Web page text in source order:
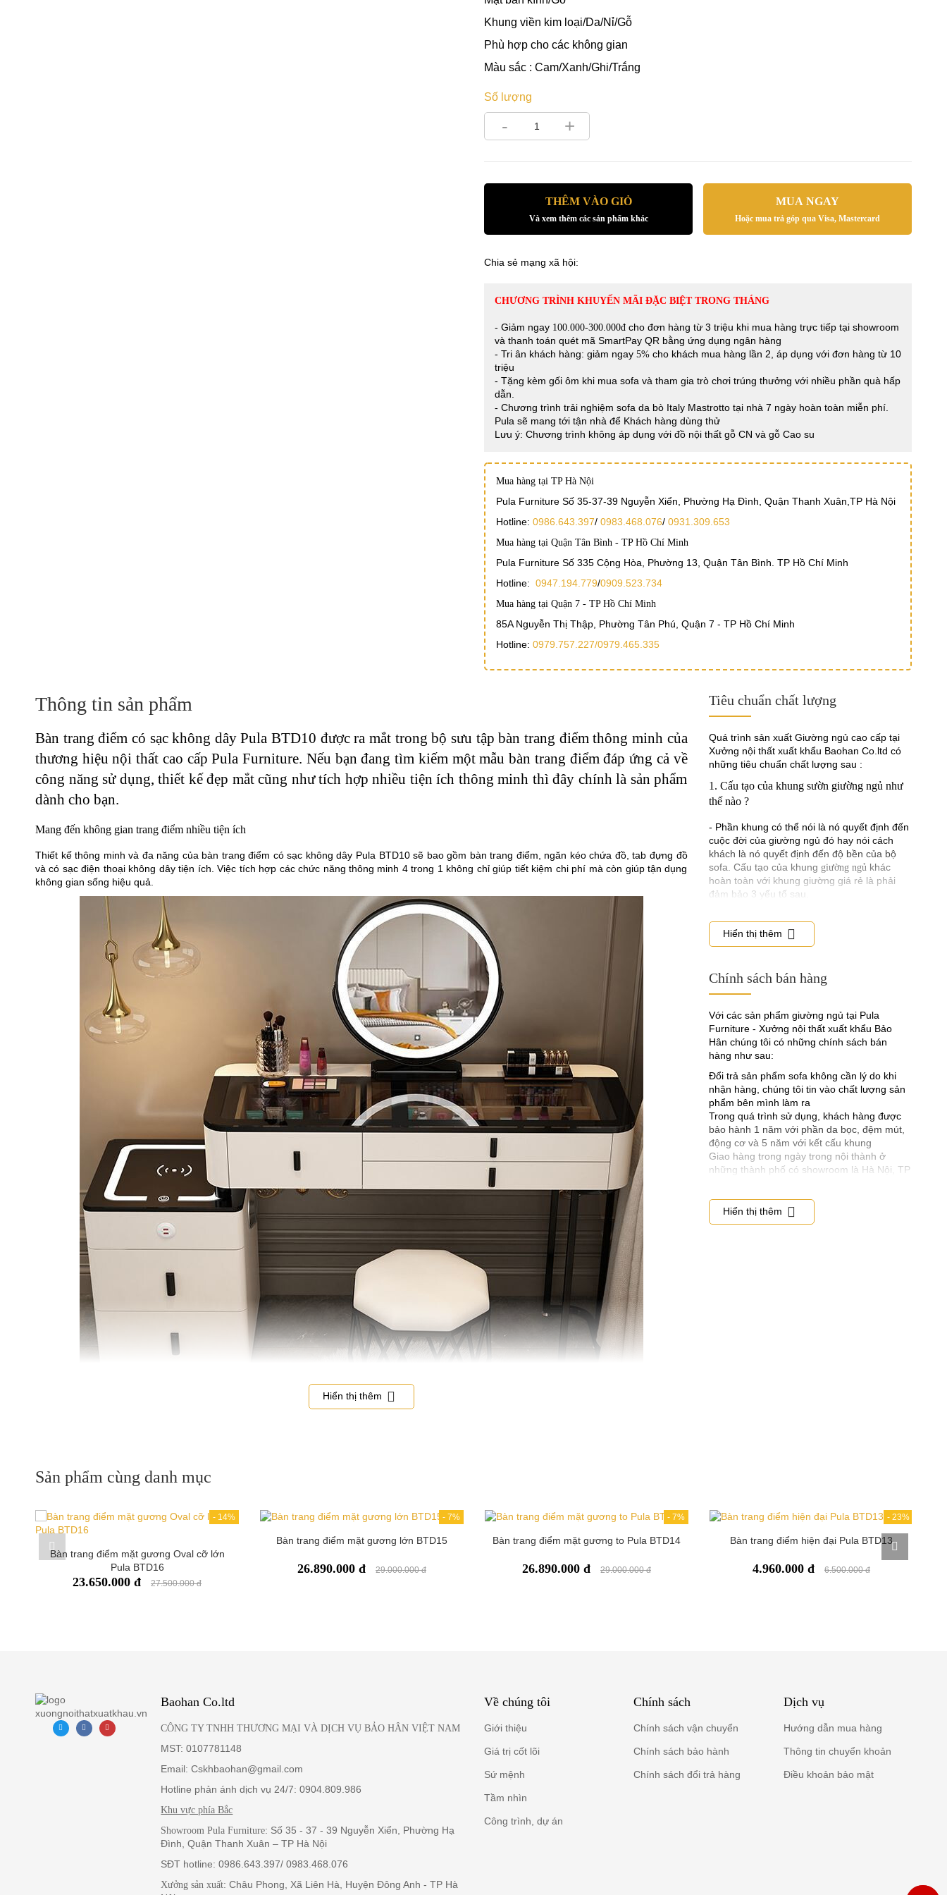
Khung viền kim loại/Da/Nỉ/Gỗ
Phù hợp cho các không gian
Màu sắc : Cam/Xanh/Ghi/Trắng
Số lượng
- +
THÊM VÀO GIỎ
Và xem thêm các sản phẩm khác
MUA NGAY
Hoặc mua trả góp qua Visa, Mastercard
Chia sẻ mạng xã hội:
CHƯƠNG TRÌNH KHUYẾN MÃI ĐẶC BIỆT TRONG THÁNG
- Giảm ngay 100.000-300.000đ cho đơn hàng từ 3 triệu khi mua hàng trực tiếp tại showroom
và thanh toán quét mã SmartPay QR bằng ứng dụng ngân hàng
- Tri ân khách hàng: giảm ngay 5% cho khách mua hàng lần 2, áp dụng với đơn hàng từ 10
triệu
- Tặng kèm gối ôm khi mua sofa và tham gia trò chơi trúng thưởng với nhiều phần quà hấp
dẫn.
- Chương trình trải nghiệm sofa da bò Italy Mastrotto tại nhà 7 ngày hoàn toàn miễn phí.
Pula sẽ mang tới tận nhà để Khách hàng dùng thử
Lưu ý: Chương trình không áp dụng với đồ nội thất gỗ CN và gỗ Cao su
Mua hàng tại TP Hà Nội
Pula Furniture Số 35-37-39 Nguyễn Xiển, Phường Hạ Đình, Quận Thanh Xuân,TP Hà Nội
Hotline: 0986.643.397/ 0983.468.076/ 0931.309.653
Mua hàng tại Quận Tân Bình - TP Hồ Chí Minh
Pula Furniture Số 335 Cộng Hòa, Phường 13, Quận Tân Bình. TP Hồ Chí Minh
Hotline: 0947.194.779/0909.523.734
Mua hàng tại Quận 7 - TP Hồ Chí Minh
85A Nguyễn Thị Thập, Phường Tân Phú, Quận 7 - TP Hồ Chí Minh
Hotline: 0979.757.227/0979.465.335
Thông tin sản phẩm
Bàn trang điểm có sạc không dây Pula BTD10 được ra mắt trong bộ sưu tập bàn trang điểm thông minh của
thương hiệu nội thất cao cấp Pula Furniture. Nếu bạn đang tìm kiếm một mẫu bàn trang điểm đáp ứng cả về
công năng sử dụng, thiết kế đẹp mắt cũng như tích hợp nhiều tiện ích thông minh thì đây chính là sản phẩm
dành cho bạn.
Mang đến không gian trang điểm nhiều tiện ích
Thiết kế thông minh và đa năng của bàn trang điểm có sạc không dây Pula BTD10 sẽ bao gồm bàn trang điểm, ngăn kéo chứa đồ, tab đựng đồ
và có sạc điện thoại không dây tiện ích. Việc tích hợp các chức năng thông minh 4 trong 1 không chỉ giúp tiết kiệm chi phí mà còn giúp tận dụng
không gian sống hiệu quả.
kế nội thất hiện đại phù hợp với nội thất gia đình Việt trong thế kỷ XXI.
Tận dụng không gian phòng
Bàn trang điểm có sạc không dây Pula BTD10 giúp tận dụng không gian phòng ngủ, vị trí thường đặt là bên cạnh giường. Thiết kế bàn khéo léo
tận dụng khoảng cách từ đầu giường tới góc phòng, giúp chị em sau khi ngủ dậy hoặc trước khi đi ngủ có thể chăm sóc da cực thuận tiện. Vị trí
tab để đồ ngay cạnh giường, có tích hợp sạc không dây nên có thể sạc điện thoại nhanh chóng và thuận tiện, không tốn công di chuyển.
Hiển thị thêm
Tiêu chuẩn chất lượng
Quá trình sản xuất Giường ngủ cao cấp tại
Xưởng nội thất xuất khẩu Baohan Co.ltd có
những tiêu chuẩn chất lượng sau :
1. Cấu tạo của khung sườn giường ngủ như
thế nào ?
- Phần khung có thể nói là nó quyết định đến
cuộc đời của giường ngủ đó hay nói cách
khách là nó quyết định đến độ bền của bộ
sofa. Cấu tạo của khung giường ngủ khác
hoàn toàn với khung giường giá rẻ là phải
đảm bảo 3 yếu tố sau.
kỹ lưỡng từ những loại gỗ tốt như gỗ sồi, gỗ
tần bì, xoan đào, và gỗ lim, các thanh gỗ đều
không bị cong vênh.
cong vênh mối mọt
2. Chất lượng đệm mút giường ngủ phải có
độ dày và đàn hồi tốt
- Nếu muốn biết được giường ngủ đó có hệ
thống đệm ngồi có tốt không bạn hãy kiểm
tra ngay tại chỗ bán hàng. Đối với dòng đệm
mút tốt thì độ dày của nó phải đạt 5cm tối
thiểu theo tiêu chuẩn của nhà sản xuất tấm
mút đó quy định.
- Hiện nay mút tốt để dùng cho giường ngủ
còn các loại giá rẻ thông thường họ sử dụng
dòng K30, K35, hoặc thấp hơn.
Hiển thị thêm
Chính sách bán hàng
Với các sản phẩm giường ngủ tại Pula
Furniture - Xưởng nội thất xuất khẩu Bảo
Hân chúng tôi có những chính sách bán
hàng như sau:
Đổi trả sản phẩm sofa không cần lý do khi
nhận hàng, chúng tôi tin vào chất lượng sản
phẩm bên mình làm ra
Trong quá trình sử dụng, khách hàng được
bảo hành 1 năm với phần da bọc, đệm mút,
động cơ và 5 năm với kết cấu khung
Giao hàng trong ngày trong nội thành ở
những thành phố có showroom là Hà Nội, TP
Hiển thị thêm
Sản phẩm cùng danh mục
- 14%
Bàn trang điểm mặt gương Oval cỡ lớn
Pula BTD16
23.650.000 đ 27.500.000 đ
- 7%
Bàn trang điểm mặt gương lớn BTD15
26.890.000 đ 29.000.000 đ
- 7%
Bàn trang điểm mặt gương to Pula BTD14
26.890.000 đ 29.000.000 đ
- 23%
Bàn trang điểm hiện đại Pula BTD13
4.960.000 đ 6.500.000 đ
Baohan Co.ltd
CÔNG TY TNHH THƯƠNG MẠI VÀ DỊCH VỤ BẢO HÂN VIỆT NAM
MST: 0107781148
Email: Cskhbaohan@gmail.com
Hotline phản ánh dịch vụ 24/7: 0904.809.986
Khu vực phía Bắc
Showroom Pula Furniture: Số 35 - 37 - 39 Nguyễn Xiển, Phường Hạ
Đình, Quận Thanh Xuân – TP Hà Nội
SĐT hotline: 0986.643.397/ 0983.468.076
Xưởng sản xuất: Châu Phong, Xã Liên Hà, Huyện Đông Anh - TP Hà
Về chúng tôi
Giới thiệu
Giá trị cốt lõi
Sứ mệnh
Tầm nhìn
Công trình, dự án
Chính sách
Chính sách vận chuyển
Chính sách bảo hành
Chính sách đổi trả hàng
Dịch vụ
Hướng dẫn mua hàng
Thông tin chuyển khoản
Điều khoản bảo mật